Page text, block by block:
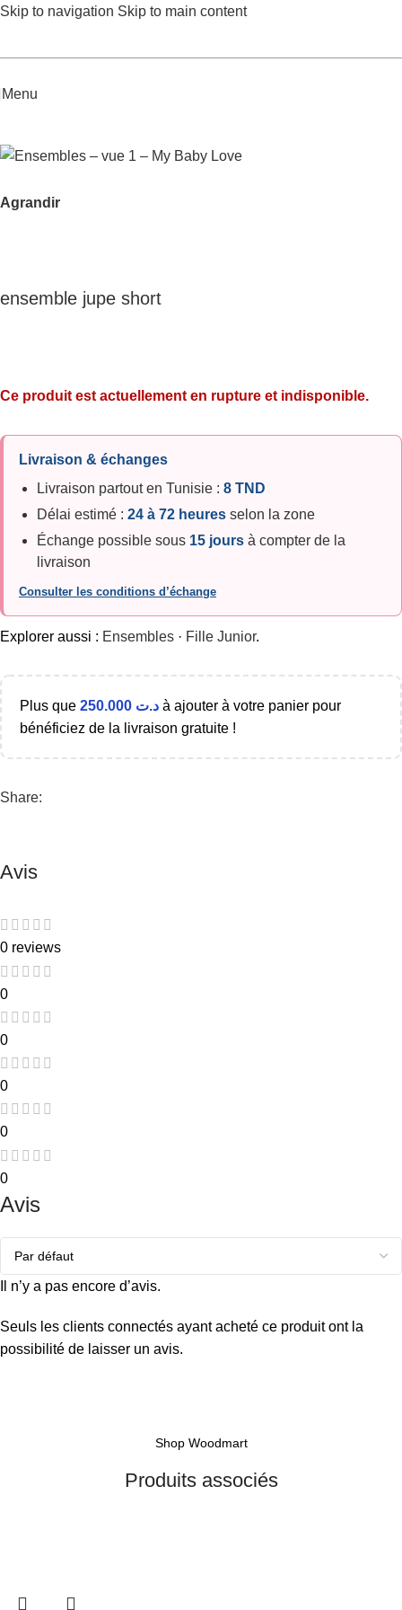
Skip to navigation Skip to main content
Menu
Agrandir
ensemble jupe short
Ce produit est actuellement en rupture et indisponible.
Livraison & échanges
Livraison partout en Tunisie : 8 TND
Délai estimé : 24 à 72 heures selon la zone
Échange possible sous 15 jours à compter de la
livraison
Consulter les conditions d’échange
Explorer aussi : Ensembles · Fille Junior.
Plus que د.ت à ajouter à votre panier pour
bénéficiez de la livraison gratuite !
Share:
Avis
0 reviews
0
0
0
0
0
Avis
Il n’y a pas encore d’avis.
Seuls les clients connectés ayant acheté ce produit ont la
possibilité de laisser un avis.
Shop Woodmart
Produits associés